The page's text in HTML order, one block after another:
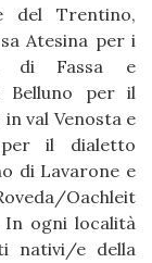
del Trentino,
Atesina per i
di Fassa e
Belluno per il
val Venosta e
per il dialetto
di Lavarone e
Oachleit
In ogni località
nativi/e della